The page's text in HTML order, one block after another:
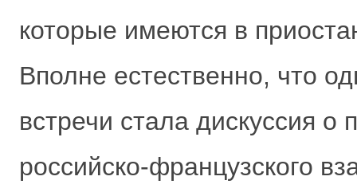
которые имеются в
Вполне естественно, что
встречи стала дискуссия о
российско-французского